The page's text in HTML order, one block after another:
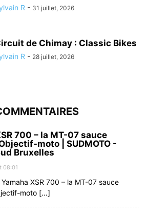
R - 31 juillet, 2026
de Chimay : Classic Bikes
R - 28 juillet, 2026
700 – la MT-07 sauce
moto | SUDMOTO -
Bruxelles
08:01
XSR 700 – la MT-07 sauce
moto […]